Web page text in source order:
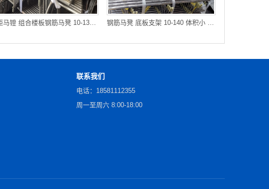
间距马镫 组合楼板钢筋马凳 10-130 抗疲劳 承载施工荷载 重庆库 钢筋马凳 底板支架 10-140 体积小 可重复利用施工 江北库房发货
联系我们
电话：18581112355
周一至周六 8:00-18:00